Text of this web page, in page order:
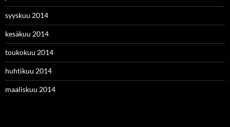
syyskuu 2014
kesäkuu 2014
toukokuu 2014
huhtikuu 2014
maaliskuu 2014